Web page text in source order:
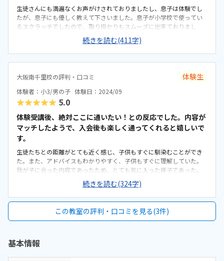
生徒さんにも満遍なくお声がけされておりましたし、息子は体験でし
たが、息子にも優しく教えて下さいました。息子が小学校で使ってい
るスクラッチでしたので、取り掛かりもスムーズに出来ておりまし
た。徒歩で行ける範囲ですし、息子だけでも通えそうです。ただ来月
引っ越しがあるかも知れなくて、それで少し心配しております。施設自
体古いところですが、学ぶには特に問題はないと思っております。教
室の雰囲気も先生が沢山声掛けをされていて、楽しそうでした。プロ
いと嬉しいと思いました。少人数で、先生にすぐ聞けてすぐ答えて頂
ける環境が良かったです。先生も常に様子を見てくださっておられま
すし、質問しやすいと思いました。雰囲気が良かったです。息子もス
ムーズに作れたのも楽しかったようですし、分からないところもアド
バイス頂いて出来て楽しかったから、またやってみようかな〜と言っ
ておりました。
続きを読む(411字)
大阪南千里校の評判・口コミ 体験生
体験者：小3/男の子 体験日：2024/09
★★★★★ 5.0
体験受講後、絶対ここに通いたい！との反応でした。内容が
マッチしたようで、入会後も楽しく通ってくれると嬉しいで
す。
生徒たちとの距離がとても近く感じ、子供もすぐに馴染むことができ
た。また、アドバイスもわかりやすく、子供もすぐに理解していた。
我が子に合った内容であったため、とても気に入った様子であった。
また、他の生徒の作品も見ることができ、とても刺激を受けたようで
あった。大通りに面しており、子供を通わせるにも安全な立地であっ
た。また、子供を送迎するのも不便のない場所であった。場所を借り
た。広い場所ではない分、先生との距離が近くよかった。 他のプ
ログラミング教室と比較しても、大きく乖離のない料金設定だと思
で、とても楽しく体験を受けられた。
続きを読む(324字)
この教室の評判・口コミを見る(3件)
基本情報